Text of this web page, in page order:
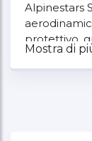
Alpinestars
protettivo,
Pro.
Mostra di